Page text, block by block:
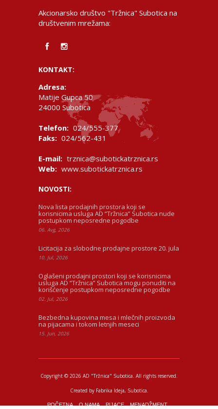
Akcionarsko društvo "Tržnica" Subotica na
društvenim mrežama:
KONTAKT:
Adresa:
Matije Gupca 50
24000 Subotica
Telefon: 024/555-377
Faks: 024/562-431
E-mail: trznica@subotickatrznica.rs
Web: www.subotickatrznica.rs
NOVOSTI:
Nova lista prodajnih prostora koji se
korisnicima usluga AD “Tržnica” Subotica nude
postupkom neposredne pogodbe
06. Avg, 2026
Licitacija za slobodne prodajne prostore 20. jula
10. Jul, 2026
Oglašeni prodajni prostori koji se korisnicima
usluga AD “Tržnica” Subotica mogu ponuditi na
korišćenje postupkom neposredne pogodbe
02. Jul, 2026
Bezbedna kupovina mesa i mlečnih proizvoda
na pijacama i tokom letnjih meseci
15. Jun, 2026
Copyright © 2026 AD "Tržnica" Subotica. All rights reserved.
Created by Fabrika Ideja, Subotica.
POČETNA O NAMA PIJACE MENADŽMENT